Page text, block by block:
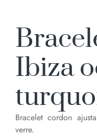
Ibiza
Bracelet cordon
verre.